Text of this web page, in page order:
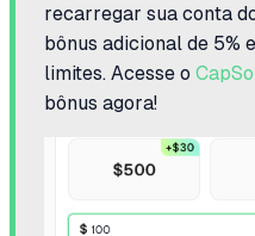
recarregar sua conta
bônus adicional de 5%
limites. Acesse o
bônus agora!